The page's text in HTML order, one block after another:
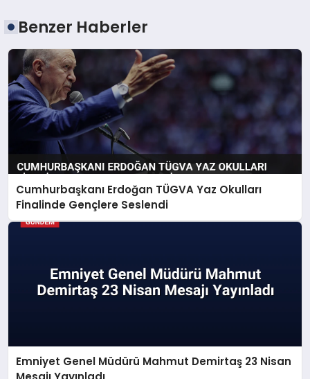
Benzer Haberler
Cumhurbaşkanı Erdoğan TÜGVA Yaz Okulları
Finalinde Gençlere Seslendi
Emniyet Genel Müdürü Mahmut Demirtaş 23 Nisan